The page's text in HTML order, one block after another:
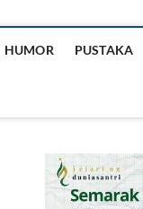
HUMOR PUSTAKA